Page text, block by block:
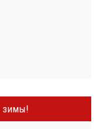
зимы!